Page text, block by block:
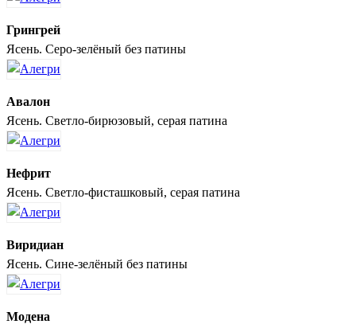
Грингрей
Ясень. Серо-зелёный без патины
Авалон
Ясень. Светло-бирюзовый, серая патина
Нефрит
Ясень. Светло-фисташковый, серая патина
Виридиан
Ясень. Сине-зелёный без патины
Модена